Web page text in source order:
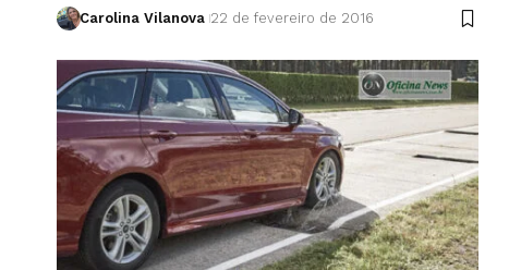
Carolina Vilanova 22 de fevereiro de 2016